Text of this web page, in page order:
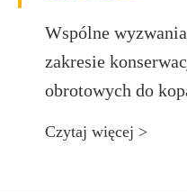
Wspólne
zakresie
obrotowych do
Czytaj więcej >